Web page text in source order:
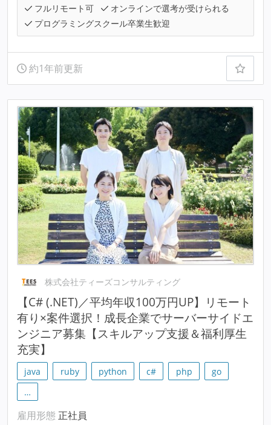
フルリモート可
オンラインで選考が受けられる
プログラミングスクール卒業生歓迎
約1年前更新
株式会社ティーズコンサルティング
【C# (.NET)／平均年収100万円UP】リモート
有り×案件選択！成長企業でサーバーサイドエ
ンジニア募集【スキルアップ支援＆福利厚生
充実】
java ruby python c# php
go
…
雇用形態 正社員